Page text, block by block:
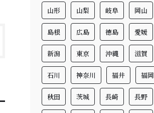
山形 山梨 岐阜 岡山
島根 広島 徳島 愛媛
新潟 東京 沖縄 滋賀
石川 神奈川 福井 福岡
秋田 茨城 長崎 長野